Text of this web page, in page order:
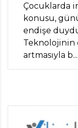
Çocuklarda
konusu,
endişe
Teknolojinin
artmasıyla b...